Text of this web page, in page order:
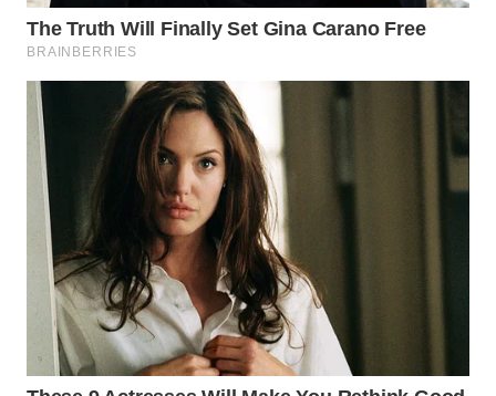
WN
CIANJUR
KEPULAUAN
SERIBU
WN
TANGERANG